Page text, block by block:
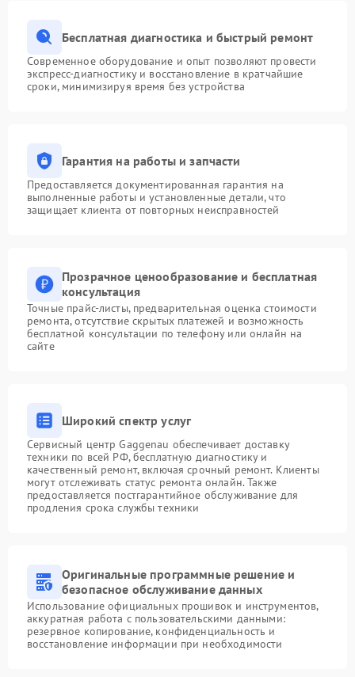
Бесплатная диагностика и быстрый ремонт
Современное оборудование и опыт позволяют провести
экспресс-диагностику и восстановление в кратчайшие
сроки, минимизируя время без устройства
Гарантия на работы и запчасти
Предоставляется документированная гарантия на
выполненные работы и установленные детали, что
защищает клиента от повторных неисправностей
Прозрачное ценообразование и бесплатная
консультация
Точные прайс-листы, предварительная оценка стоимости
ремонта, отсутствие скрытых платежей и возможность
бесплатной консультации по телефону или онлайн на
сайте
Широкий спектр услуг
Сервисный центр Gaggenau обеспечивает доставку
техники по всей РФ, бесплатную диагностику и
качественный ремонт, включая срочный ремонт. Клиенты
могут отслеживать статус ремонта онлайн. Также
предоставляется постгарантийное обслуживание для
продления срока службы техники
Оригинальные программные решение и
безопасное обслуживание данных
Использование официальных прошивок и инструментов,
аккуратная работа с пользовательскими данными:
резервное копирование, конфиденциальность и
восстановление информации при необходимости